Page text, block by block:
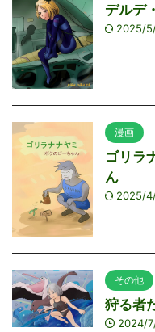
デルデ
2025/
漫画
ゴリラ
ん
2025/
その他
狩る者
2024/